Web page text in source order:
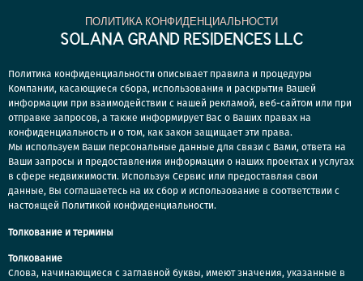
ПОЛИТИКА КОНФИДЕНЦИАЛЬНОСТИ
SOLANA GRAND RESIDENCES LLC
Политика конфиденциальности описывает правила и процедуры
Компании, касающиеся сбора, использования и раскрытия Вашей
информации при взаимодействии с нашей рекламой, веб-сайтом или при
отправке запросов, а также информирует Вас о Ваших правах на
конфиденциальность и о том, как закон защищает эти права.
Мы используем Ваши персональные данные для связи с Вами, ответа на
Ваши запросы и предоставления информации о наших проектах и услугах
в сфере недвижимости. Используя Сервис или предоставляя свои
данные, Вы соглашаетесь на их сбор и использование в соответствии с
настоящей Политикой конфиденциальности.
Толкование и термины
Толкование
Слова, начинающиеся с заглавной буквы, имеют значения, указанные в